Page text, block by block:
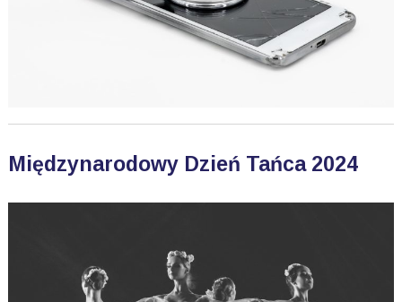
Międzynarodowy Dzień Tańca 2024